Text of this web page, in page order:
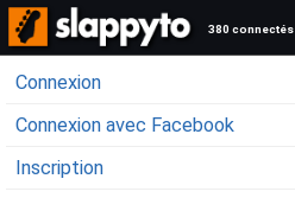
380 connectés
Connexion
Connexion avec Facebook
Inscription